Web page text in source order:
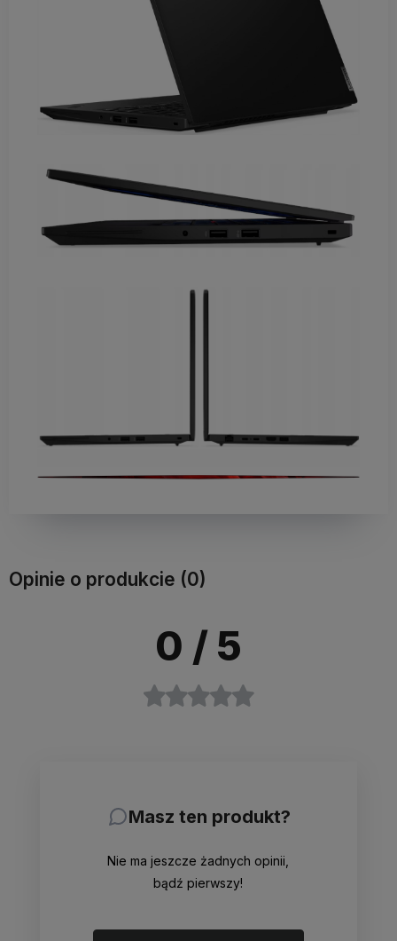
Opinie o produkcie (0)
0 / 5
Masz ten produkt?
Nie ma jeszcze żadnych opinii,
bądź pierwszy!